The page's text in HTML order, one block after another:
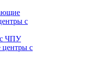
с
с ЧПУ
с